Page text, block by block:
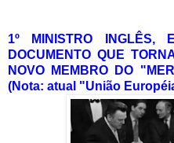
1º MINISTRO INGLÊS,
DOCUMENTO QUE
NOVO MEMBRO DO
(Nota: atual "União